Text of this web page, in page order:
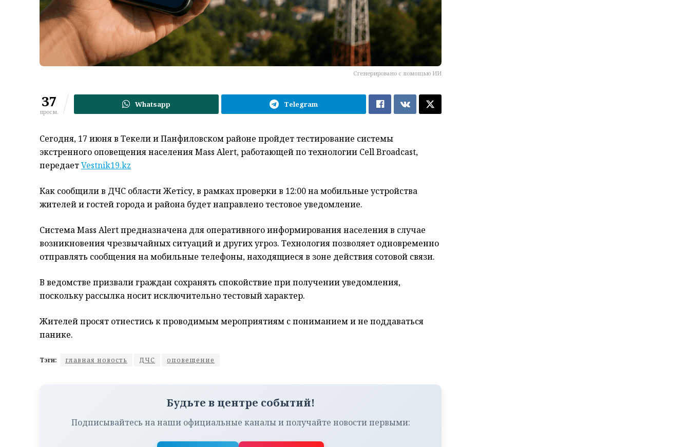
Сгенерировано с помощью ИИ
37
просм.
Whatsapp Telegram
Сегодня, 17 июня в Текели и Панфиловском районе пройдет тестирование системы
экстренного оповещения населения Mass Alert, работающей по технологии Cell Broadcast,
передаетVestnik19.kz
Как сообщили в ДЧС области Жетісу, в рамках проверки в 12:00 на мобильные устройства
жителей и гостей города и района будет направлено тестовое уведомление.
Система Mass Alert предназначена для оперативного информирования населения в случае
возникновения чрезвычайных ситуаций и других угроз. Технология позволяет одновременно
отправлять сообщения на мобильные телефоны, находящиеся в зоне действия сотовой связи.
В ведомстве призвали граждан сохранять спокойствие при получении уведомления,
поскольку рассылка носит исключительно тестовый характер.
Жителей просят отнестись к проводимым мероприятиям с пониманием и не поддаваться
панике.
Тэги: главная новость ДЧС оповещение
Будьте в центре событий!
Подписывайтесь на наши официальные каналы и получайте новости первыми: